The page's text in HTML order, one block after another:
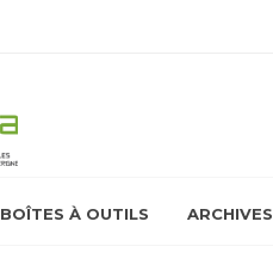
BOÎTES À OUTILS ARCHIVES